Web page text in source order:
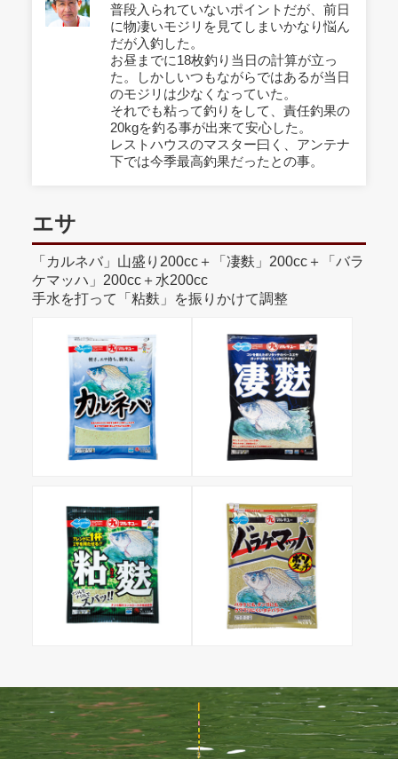
普段入られていないポイントだが、前日
に物凄いモジリを見てしまいかなり悩ん
だが入釣した。
お昼までに18枚釣り当日の計算が立っ
た。しかしいつもながらではあるが当日
のモジリは少なくなっていた。
それでも粘って釣りをして、責任釣果の
20kgを釣る事が出来て安心した。
レストハウスのマスター曰く、アンテナ
下では今季最高釣果だったとの事。
エサ
「カルネバ」山盛り200cc＋「凄麩」200cc＋「バラ
ケマッハ」200cc＋水200cc
手水を打って「粘麩」を振りかけて調整